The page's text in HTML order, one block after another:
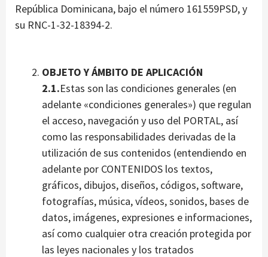
República Dominicana, bajo el número 161559PSD, y
su RNC-1-32-18394-2.
OBJETO Y ÁMBITO DE APLICACIÓN
2.1.Estas son las condiciones generales (en
adelante «condiciones generales») que regulan
el acceso, navegación y uso del PORTAL, así
como las responsabilidades derivadas de la
utilización de sus contenidos (entendiendo en
adelante por CONTENIDOS los textos,
gráficos, dibujos, diseños, códigos, software,
fotografías, música, vídeos, sonidos, bases de
datos, imágenes, expresiones e informaciones,
así como cualquier otra creación protegida por
las leyes nacionales y los tratados